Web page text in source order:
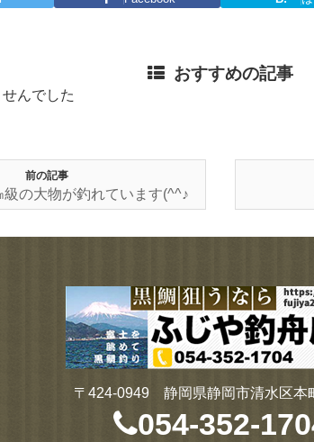
おすすめの記事
んでした
前の記事
級の大物が釣れています(^^♪
〒424-0949 静岡県静岡市清水区本
054-352-